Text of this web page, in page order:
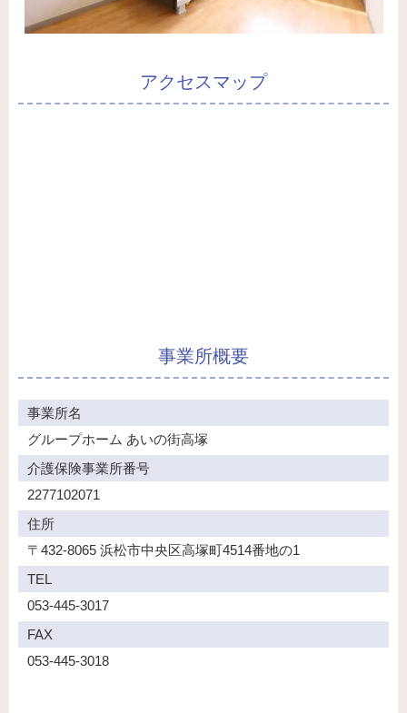
アクセスマップ
事業所概要
事業所名
グループホーム あいの街高塚
介護保険事業所番号
2277102071
住所
〒432-8065 浜松市中央区高塚町4514番地の1
TEL
053-445-3017
FAX
053-445-3018